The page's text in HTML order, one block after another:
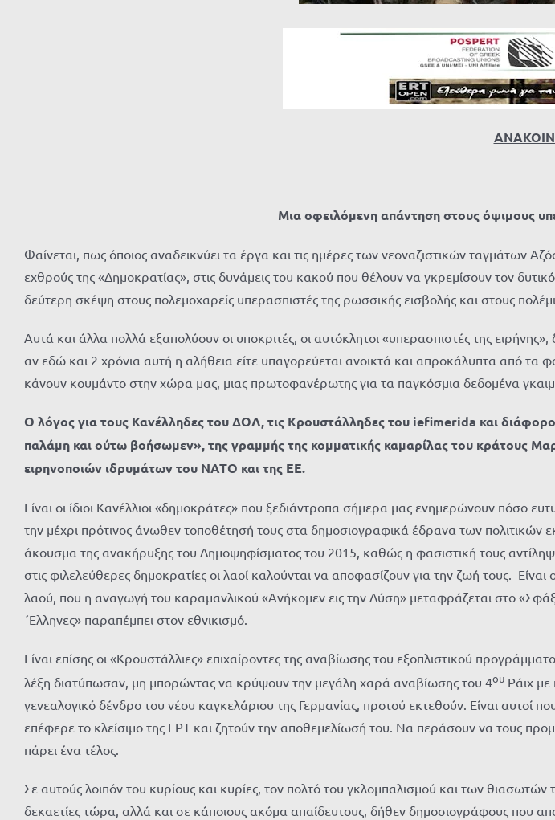
Μια οφειλόμενη απάντηση στους όψιμους
Φαίνεται, πως όποιος αναδεικνύει τα έργα και τις ημέρες των νεοναζιστικών ταγμάτων
εχθρούς της «Δημοκρατίας», στις δυνάμεις του κακού που θέλουν να γκρεμίσουν τον
δεύτερη σκέψη στους πολεμοχαρείς υπερασπιστές της ρωσσικής εισβολής και στους
Αυτά και άλλα πολλά εξαπολύουν οι υποκριτές, οι αυτόκλητοι «υπερασπιστές της
αν εδώ και 2 χρόνια αυτή η αλήθεια είτε υπαγορεύεται ανοικτά και απροκάλυπτα από
κάνουν κουμάντο στην χώρα μας, μιας πρωτοφανέρωτης για τα παγκόσμια δεδομένα
Ο λόγος για τους Κανέλληδες του ΔΟΛ, τις Κρουστάλληδες του iefimerida και
παλάμη και ούτω βοήσωμεν», της γραμμής της κομματικής καμαρίλας του κράτους
ειρηνοποιών ιδρυμάτων του ΝΑΤΟ και της ΕΕ.
Είναι οι ίδιοι Κανέλλιοι «δημοκράτες» που ξεδιάντροπα σήμερα μας ενημερώνουν πόσο
την μέχρι πρότινος άνωθεν τοποθέτησή τους στα δημοσιογραφικά έδρανα των πολιτικών
άκουσμα της ανακήρυξης του Δημοψηφίσματος του 2015, καθώς η φασιστική τους
στις φιλελεύθερες δημοκρατίες οι λαοί καλούνται να αποφασίζουν για την ζωή τους.
λαού, που η αναγωγή του καραμανλικού «Ανήκομεν εις την Δύση» μεταφράζεται στο
΄Ελληνες» παραπέμπει στον εθνικισμό.
Είναι επίσης οι «Κρουστάλλιες» επιχαίροντες της αναβίωσης του εξοπλιστικού
λέξη διατύπωσαν, μη μπορώντας να κρύψουν την μεγάλη χαρά αναβίωσης του 4ου Ράιχ
γενεαλογικό δένδρο του νέου καγκελάριου της Γερμανίας, προτού εκτεθούν. Είναι
επέφερε το κλείσιμο της ΕΡΤ και ζητούν την αποθεμελίωσή του. Να περάσουν να τους
πάρει ένα τέλος.
Σε αυτούς λοιπόν του κυρίους και κυρίες, τον πολτό του γκλομπαλισμού και των
δεκαετίες τώρα, αλλά και σε κάποιους ακόμα απαίδευτους, δήθεν δημοσιογράφους που